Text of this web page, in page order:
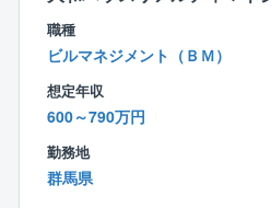
■創業100年超、東証スタンダ
空調・衛生工事、電気工事な
び情報通信事業等を行ってお
ンテナンス、除菌除塵装置の
を広げています。小水力発電
能なエネルギー関連事業にも
展開もスタートしています。
職種
ビルマネジメント（ＢＭ）
想定年収
600～790万円
勤務地
群馬県